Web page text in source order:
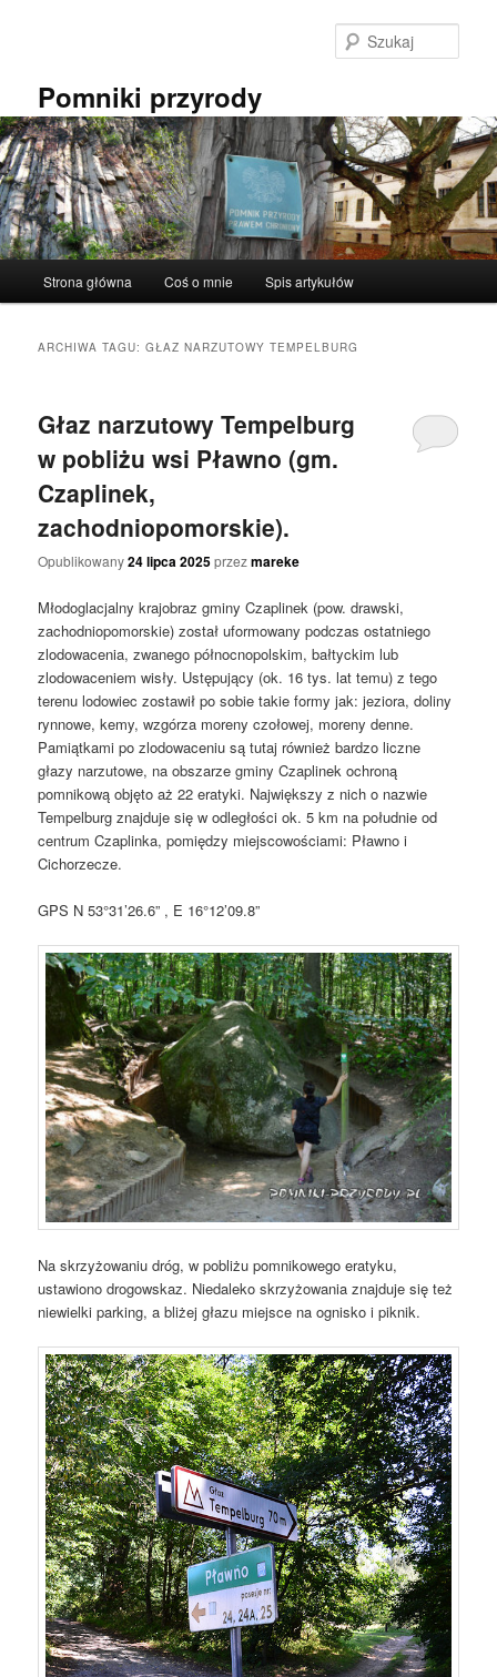
Pomniki przyrody
Strona główna Coś o mnie Spis artykułów
ARCHIWA TAGU:GŁAZ NARZUTOWY TEMPELBURG
Głaz narzutowy Tempelburg
w pobliżu wsi Pławno (gm.
Czaplinek,
zachodniopomorskie).
Opublikowany24 lipca 2025przezmareke
Młodoglacjalny krajobraz gminy Czaplinek (pow. drawski,
zachodniopomorskie) został uformowany podczas ostatniego
zlodowacenia, zwanego północnopolskim, bałtyckim lub
zlodowaceniem wisły. Ustępujący (ok. 16 tys. lat temu) z tego
terenu lodowiec zostawił po sobie takie formy jak: jeziora, doliny
rynnowe, kemy, wzgórza moreny czołowej, moreny denne.
Pamiątkami po zlodowaceniu są tutaj również bardzo liczne
głazy narzutowe, na obszarze gminy Czaplinek ochroną
pomnikową objęto aż 22 eratyki. Największy z nich o nazwie
Tempelburg znajduje się w odległości ok. 5 km na południe od
centrum Czaplinka, pomiędzy miejscowościami: Pławno i
Cichorzecze.
GPS N 53°31’26.6” , E 16°12’09.8”
Na skrzyżowaniu dróg, w pobliżu pomnikowego eratyku,
ustawiono drogowskaz. Niedaleko skrzyżowania znajduje się też
niewielki parking, a bliżej głazu miejsce na ognisko i piknik.